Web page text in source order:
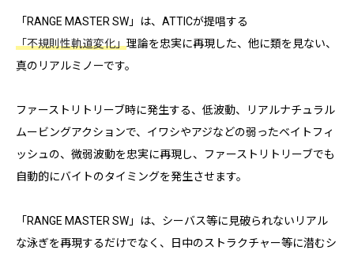
「RANGE MASTER SW」は、ATTICが提唱する
「不規則性軌道変化」理論を忠実に再現した、他に類を見ない、
真のリアルミノーです。
ファーストリトリーブ時に発生する、低波動、リアルナチュラル
ムービングアクションで、イワシやアジなどの弱ったベイトフィ
ッシュの、微弱波動を忠実に再現し、ファーストリトリーブでも
自動的にバイトのタイミングを発生させます。
「RANGE MASTER SW」は、シーバス等に見破られないリアル
な泳ぎを再現するだけでなく、日中のストラクチャー等に潜むシ